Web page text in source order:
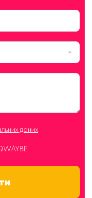
даних